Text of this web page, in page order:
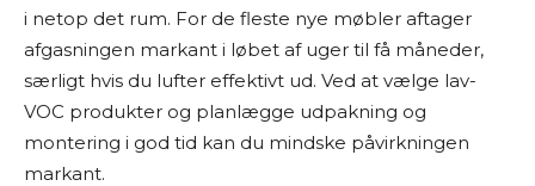
i netop det rum. For de fleste nye møbler aftager
afgasningen markant i løbet af uger til få måneder,
særligt hvis du lufter effektivt ud. Ved at vælge lav-
VOC produkter og planlægge udpakning og
montering i god tid kan du mindske påvirkningen
markant.